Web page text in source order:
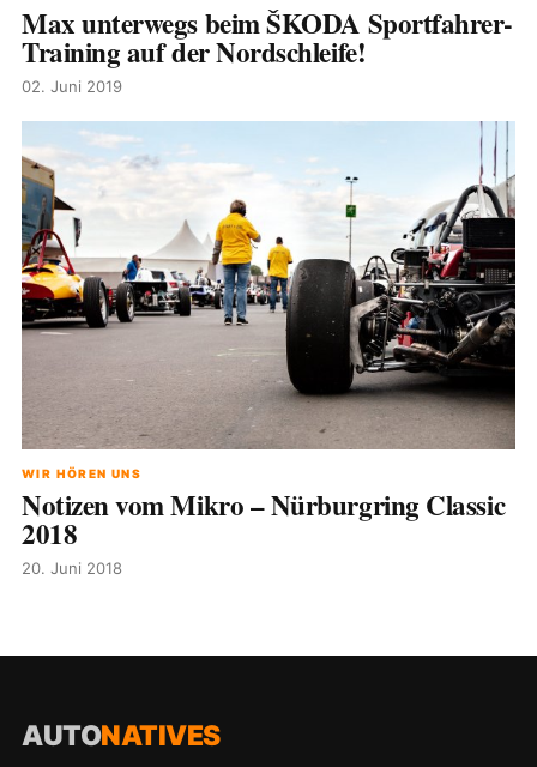
Max unterwegs beim ŠKODA Sportfahrer-
Training auf der Nordschleife!
02. Juni 2019
WIR HÖREN UNS
Notizen vom Mikro – Nürburgring Classic
2018
20. Juni 2018
AUTONATIVES